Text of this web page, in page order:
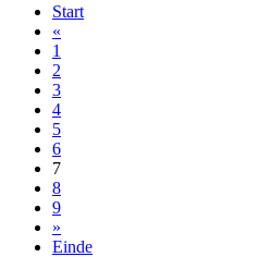
Start
«
1
2
3
4
5
6
7
8
9
»
Einde